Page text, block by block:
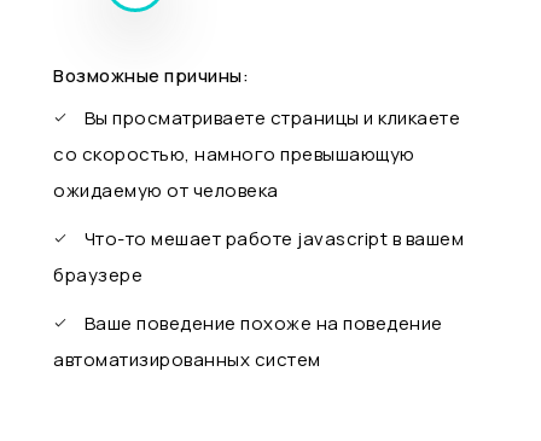
Возможные причины:
Вы просматриваете страницы и кликаете
со скоростью, намного превышающую
ожидаемую от человека
Что-то мешает работе javascript в вашем
браузере
Ваше поведение похоже на поведение
автоматизированных систем